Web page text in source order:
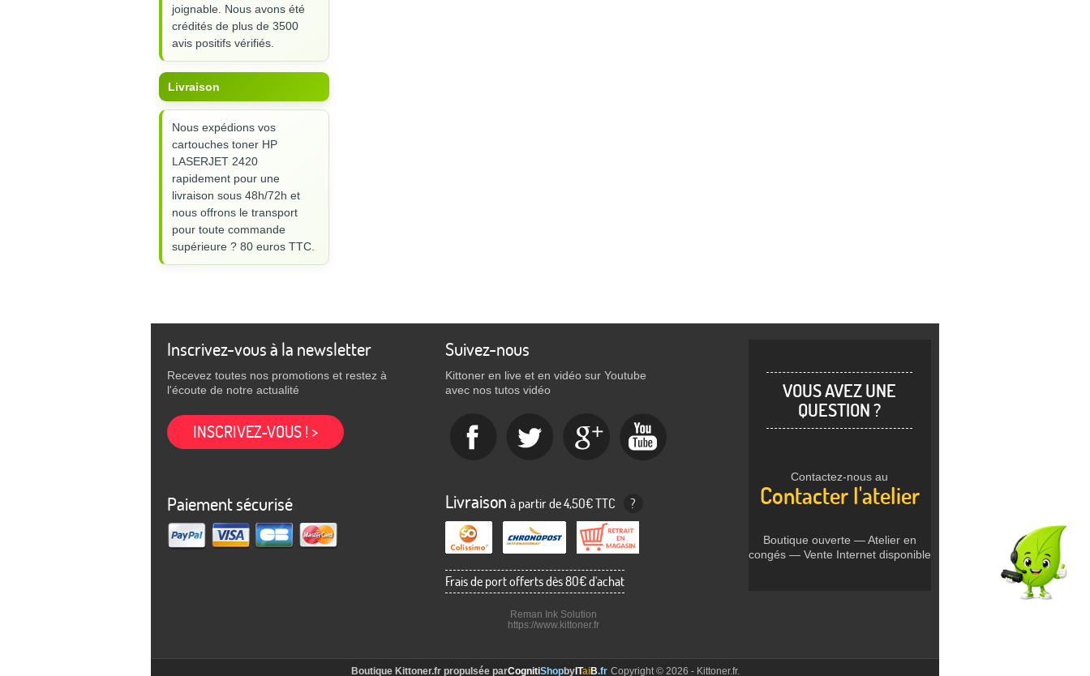
joignable. Nous avons été
crédités de plus de 3500
avis positifs vérifiés.
Livraison
Nous expédions vos
cartouches toner HP
LASERJET 2420
rapidement pour une
livraison sous 48h/72h et
nous offrons le transport
pour toute commande
supérieure ? 80 euros TTC.
Inscrivez-vous à la newsletter
Recevez toutes nos promotions et restez à
l'écoute de notre actualité
INSCRIVEZ-VOUS ! >
Paiement sécurisé
Suivez-nous
Kittoner en live et en vidéo sur Youtube
avec nos tutos vidéo
Livraison à partir de 4,50€ TTC ?
Frais de port offerts dès 80€ d'achat
VOUS AVEZ UNE
QUESTION ?
Contactez-nous au
Contacter l'atelier
Boutique ouverte — Atelier en
congés — Vente Internet disponible
Reman Ink Solution
https://www.kittoner.fr
Boutique Kittoner.fr propulsée parCognitiShopbyITaiB.fr Copyright © 2026 - Kittoner.fr.